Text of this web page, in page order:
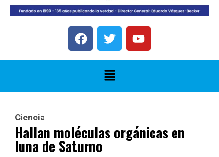
Ciencia
Hallan moléculas orgánicas en
luna de Saturno